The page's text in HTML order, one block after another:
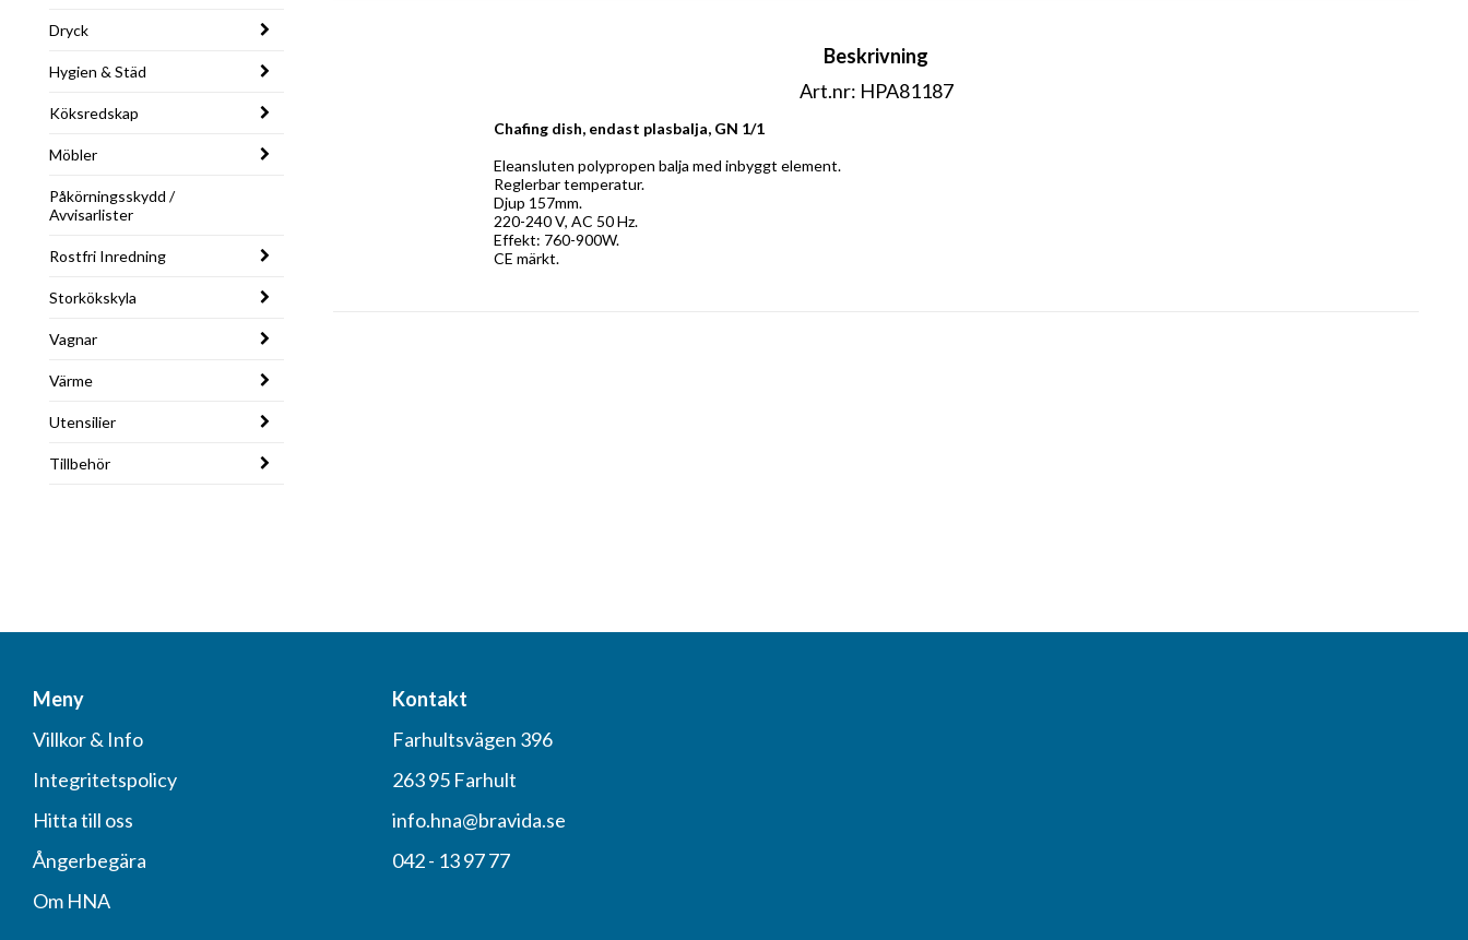
Dryck
Hygien & Städ
Köksredskap
Möbler
Påkörningsskydd /
Avvisarlister
Rostfri Inredning
Storkökskyla
Vagnar
Värme
Utensilier
Tillbehör
Beskrivning
Art.nr: HPA81187
Chafing dish, endast plasbalja, GN 1/1
Eleansluten polypropen balja med inbyggt element.
Reglerbar temperatur.
Djup 157mm.
220-240 V, AC 50 Hz.
Effekt: 760-900W.
CE märkt.
Meny
Villkor & Info
Integritetspolicy
Hitta till oss
Ångerbegära
Om HNA
Kontakt
Farhultsvägen 396
263 95 Farhult
info.hna@bravida.se
042 - 13 97 77